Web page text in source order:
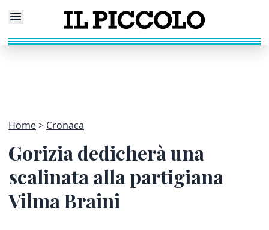
Home Cronaca
Gorizia dedicherà una
scalinata alla partigiana
Vilma Braini